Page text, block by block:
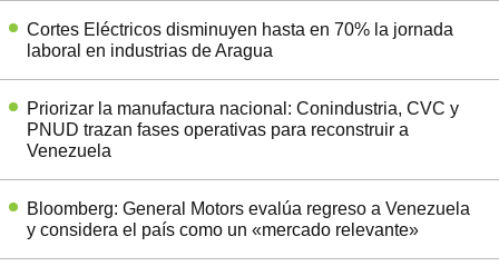
Cortes Eléctricos disminuyen hasta en 70% la jornada
laboral en industrias de Aragua
Priorizar la manufactura nacional: Conindustria, CVC y
PNUD trazan fases operativas para reconstruir a
Venezuela
Bloomberg: General Motors evalúa regreso a Venezuela
y considera el país como un «mercado relevante»